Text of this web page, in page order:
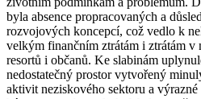
byla absence propracovaných a
rozvojových koncepcí, což vedlo k
velkým finančním ztrátám i ztrátám v
resortů i občanů. Ke slabinám
nedostatečný prostor vytvořený
aktivit neziskového sektoru a